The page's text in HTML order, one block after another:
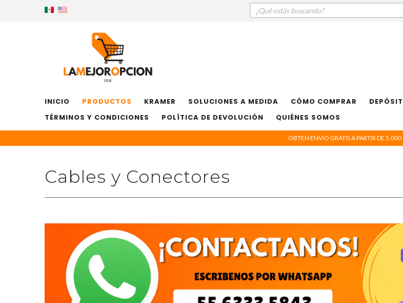
INICIO PRODUCTOS KRAMER SOLUCIONES A MEDIDA CÓMO COMPRAR
TÉRMINOS Y CONDICIONES
POLÍTICA DE DEVOLUCIÓN QUIÉNES SOMOS
OBTEN ENVIO GRATIS A PARTIR DE 5,000
Cables y Conectores